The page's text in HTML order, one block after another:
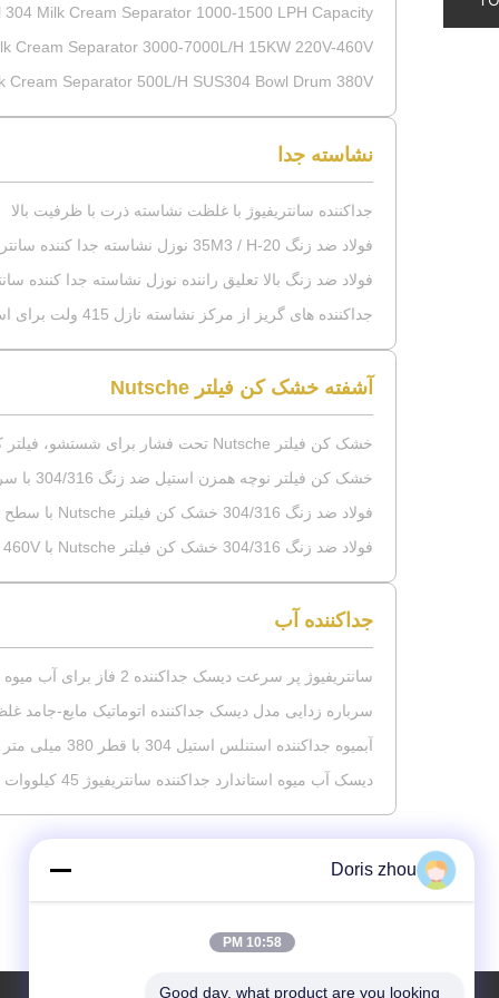
304 Milk Cream Separator 1000-1500 LPH Capacity
Cream Separator 3000-7000L/H 15KW 220V-460V
Cream Separator 500L/H SUS304 Bowl Drum 380V
نشاسته جدا
جداکننده سانتریفیوژ با غلظت نشاسته ذرت با ظرفیت بالا
فولاد ضد زنگ 20-35M3 / H نوزل نشاسته جدا کننده سانتریفیوژ برای جدا کردن نشاسته ذرت و گلوتن
فولاد ضد زنگ بالا تعلیق راننده نوزل نشاسته جدا کننده
جداکننده های گریز از مرکز نشاسته نازل 415 ولت برای استارت ذرت و جداسازی گلوتن
آشفته خشک کن فیلتر Nutsche
خشک کن فیلتر Nutsche تحت فشار برای شستشو، فیلتر کردن و خشک کردن
خشک کن فیلتر نوچه همزن استیل ضد زنگ 304/316 با سرعت جریان 5 گالن در دقیقه و حداکثر فشار 150 Psi
فولاد ضد زنگ 304/316 خشک کن فیلتر Nutsche با سطح فیلتر 4.5 M2 و ارتفاع کیک فیلتر 450Mm
فولاد ضد زنگ 304/316 خشک کن فیلتر Nutsche با 380V 460V و گواهینامه CE ISO9001
جداکننده آب
سانتریفیوژ پر سرعت دیسک جداکننده 2 فاز برای آب میوه
سرباره زدایی مدل دیسک جداکننده اتوماتیک مایع-جامد
آبمیوه جداکننده استنلس استیل 304 با قطر 380 میلی متر
دیسک آب میوه استاندارد جداکننده سانتریفیوژ 45 کیلووات استیل مایع
Doris zhou
10:58 PM
Good day, what product are you looking